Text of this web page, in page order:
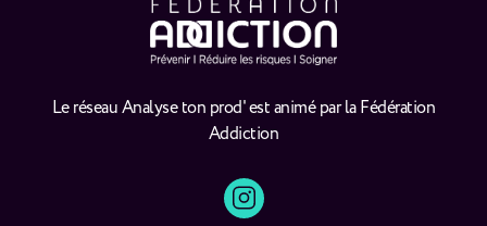
Le réseau Analyse ton prod' est animé par la Fédération
Addiction